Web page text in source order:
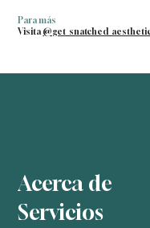
Para más
Visita
Acerca de
Servicios